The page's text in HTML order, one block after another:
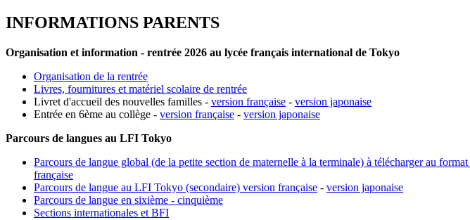
INFORMATIONS PARENTS
Organisation et information - rentrée 2026 au lycée français international de Tokyo
Organisation de la rentrée
Livres, fournitures et matériel scolaire de rentrée
Livret d'accueil des nouvelles familles - version française - version japonaise
Entrée en 6ème au collège - version française - version japonaise
Parcours de langues au LFI Tokyo
Parcours de langue global (de la petite section de maternelle à la terminale) à télécharger au
française
Parcours de langue au LFI Tokyo (secondaire) version française - version japonaise
Parcours de langue en sixième - cinquième
Sections internationales et BFI